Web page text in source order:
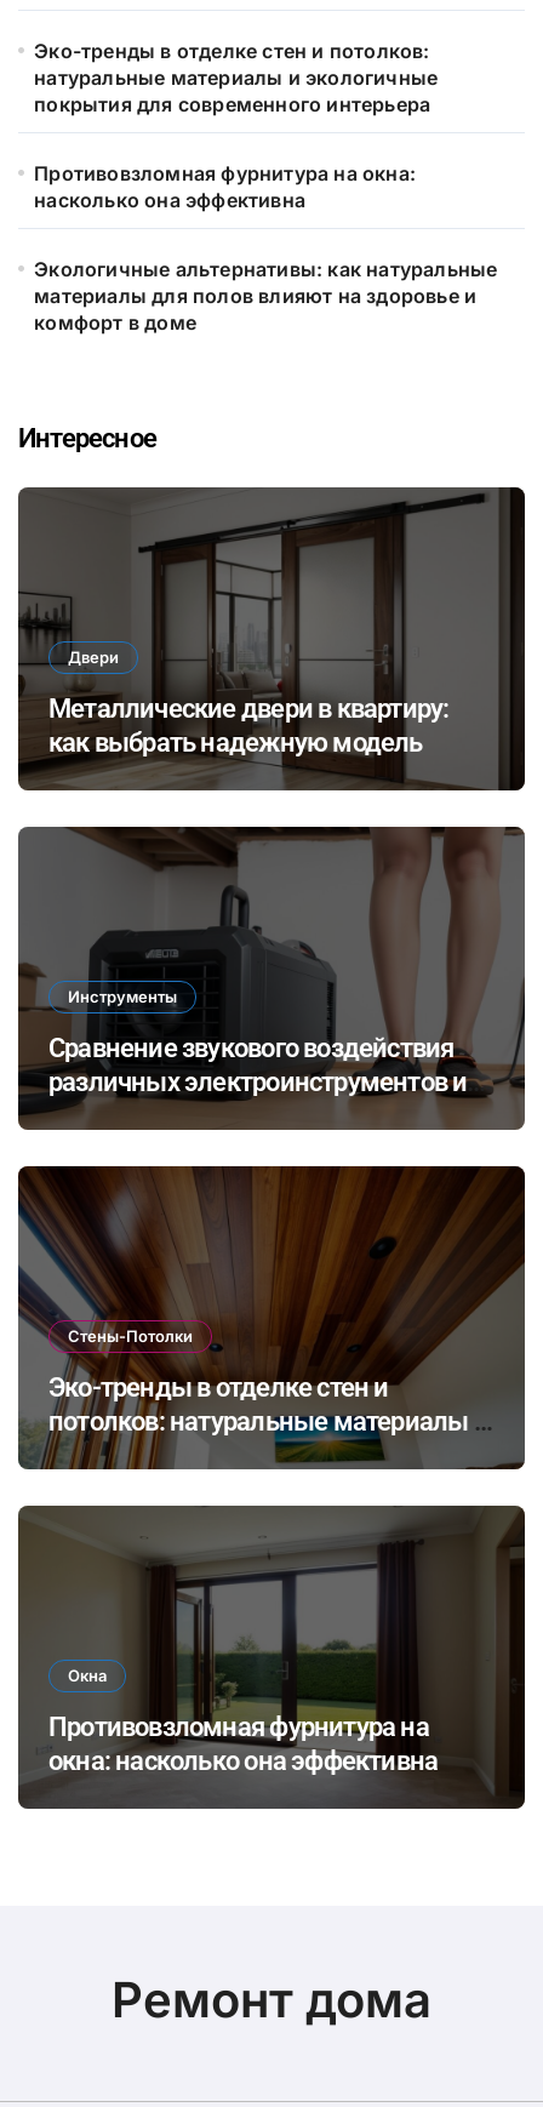
Эко-тренды в отделке стен и потолков:
натуральные материалы и экологичные
покрытия для современного интерьера
Противовзломная фурнитура на окна:
насколько она эффективна
Экологичные альтернативы: как натуральные
материалы для полов влияют на здоровье и
комфорт в доме
Интересное
Двери
Металлические двери в квартиру:
как выбрать надежную модель
Инструменты
Сравнение звукового воздействия
различных электроинструментов и
его влияние на здоровье при ремонте
Стены-Потолки
Эко-тренды в отделке стен и
потолков: натуральные материалы и
экологичные покрытия для
Окна
Противовзломная фурнитура на
окна: насколько она эффективна
Ремонт дома